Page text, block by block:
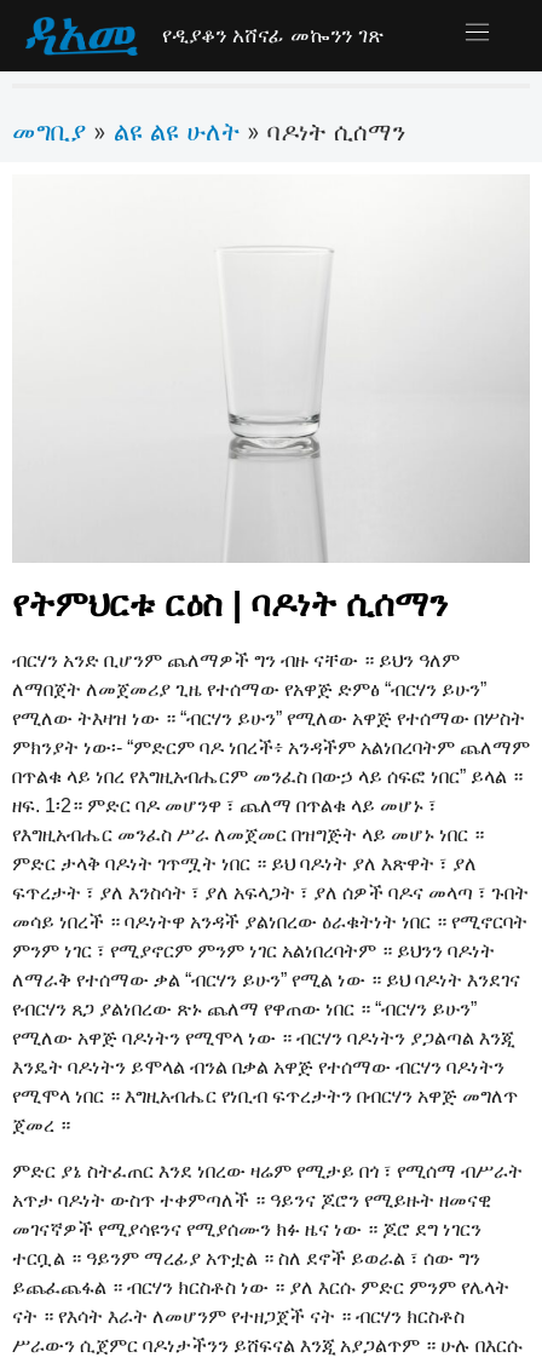
የዲያቆን አሸናፊ መኰንን ገጽ
መግቢያ » ልዩ ልዩ ሁለት » ባዶነት ሲሰማን
የትምህርቱ ርዕስ | ባዶነት ሲሰማን
ብርሃን አንድ ቢሆንም ጨለማዎች ግን ብዙ ናቸው ። ይህን ዓለም
ለማበጀት ለመጀመሪያ ጊዜ የተሰማው የአዋጅ ድምፅ “ብርሃን ይሁን”
የሚለው ትእዛዝ ነው ። “ብርሃን ይሁን” የሚለው አዋጅ የተሰማው በሦስት
ምክንያት ነው፡- “ምድርም ባዶ ነበረች፥ አንዳችም አልነበረባትም ጨለማም
በጥልቁ ላይ ነበረ የእግዚአብሔርም መንፈስ በውኃ ላይ ሰፍፎ ነበር” ይላል ።
ዘፍ. 1፡2። ምድር ባዶ መሆንዋ ፣ ጨለማ በጥልቁ ላይ መሆኑ ፣
የእግዚአብሔር መንፈስ ሥራ ለመጀመር በዝግጅት ላይ መሆኑ ነበር ።
ምድር ታላቅ ባዶነት ገጥሟት ነበር ። ይህ ባዶነት ያለ እጽዋት ፣ ያለ
ፍጥረታት ፣ ያለ እንስሳት ፣ ያለ አፍላጋት ፣ ያለ ሰዎች ባዶና መላጣ ፣ ጉበት
መሳይ ነበረች ። ባዶነትዋ አንዳች ያልነበረው ዕራቁትነት ነበር ። የሚኖርባት
ምንም ነገር ፣ የሚያኖርም ምንም ነገር አልነበረባትም ። ይህንን ባዶነት
ለማራቅ የተሰማው ቃል “ብርሃን ይሁን” የሚል ነው ። ይህ ባዶነት እንደገና
የብርሃን ጸጋ ያልነበረው ጽኑ ጨለማ የዋጠው ነበር ። “ብርሃን ይሁን”
የሚለው አዋጅ ባዶነትን የሚሞላ ነው ። ብርሃን ባዶነትን ያጋልጣል እንጂ
እንዴት ባዶነትን ይሞላል ብንል በቃል አዋጅ የተሰማው ብርሃን ባዶነትን
የሚሞላ ነበር ። እግዚአብሔር የነቢብ ፍጥረታትን በብርሃን አዋጅ መግለጥ
ጀመረ ።
ምድር ያኔ ስትፈጠር እንደ ነበረው ዛሬም የሚታይ በጎ ፣ የሚሰማ ብሥራት
አጥታ ባዶነት ውስጥ ተቀምጣለች ። ዓይንና ጆሮን የሚይዙት ዘመናዊ
መገናኛዎች የሚያሳዩንና የሚያሰሙን ክፉ ዜና ነው ። ጆሮ ደግ ነገርን
ተርቧል ። ዓይንም ማረፊያ አጥቷል ። ስለ ደኖች ይወራል ፣ ሰው ግን
ይጨፈጨፋል ። ብርሃን ክርስቶስ ነው ። ያለ እርሱ ምድር ምንም የሌላት
ናት ። የእሳት እራት ለመሆንም የተዘጋጀች ናት ። ብርሃን ክርስቶስ
ሥራውን ሲጀምር ባዶነታችንን ይሸፍናል እንጂ አያጋልጥም ። ሁሉ በእርሱ